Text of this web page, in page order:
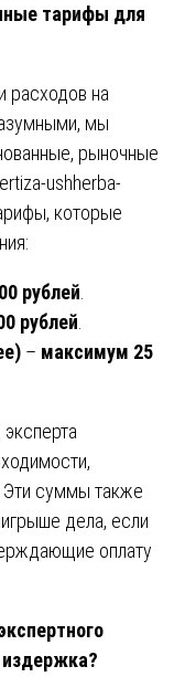
тарифы для
расходов на
мы
рыночные
ushherba-
которые
рублей
рублей
– максимум 25
Эти суммы также
дела, если
оплату
издержка?